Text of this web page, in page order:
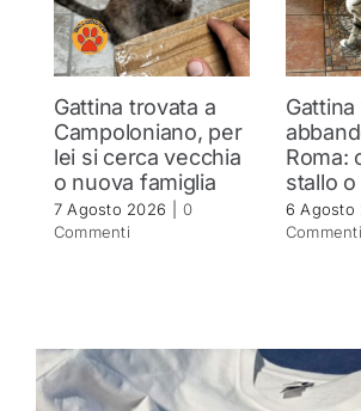
Gattina trovata a
Campoloniano, per
lei si cerca vecchia
o nuova famiglia
7 Agosto 2026
0
Commenti
Roma:
stallo
6 Agosto
Commenti